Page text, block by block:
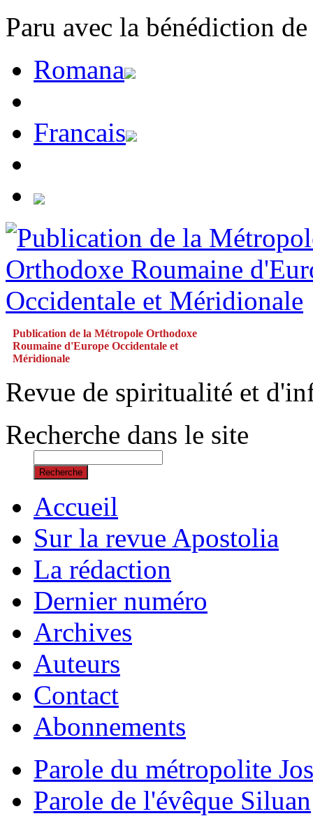
Paru avec la bénédiction
Romana
Francais
Publication de la Métropole Orthodoxe
Roumaine d'Europe Occidentale et
Méridionale
Revue de spiritualité et
Recherche dans le site
Recherche
Accueil
Sur la revue Apostolia
La rédaction
Dernier numéro
Archives
Auteurs
Contact
Abonnements
Parole du métropolite
Parole de l'évêque Siluan